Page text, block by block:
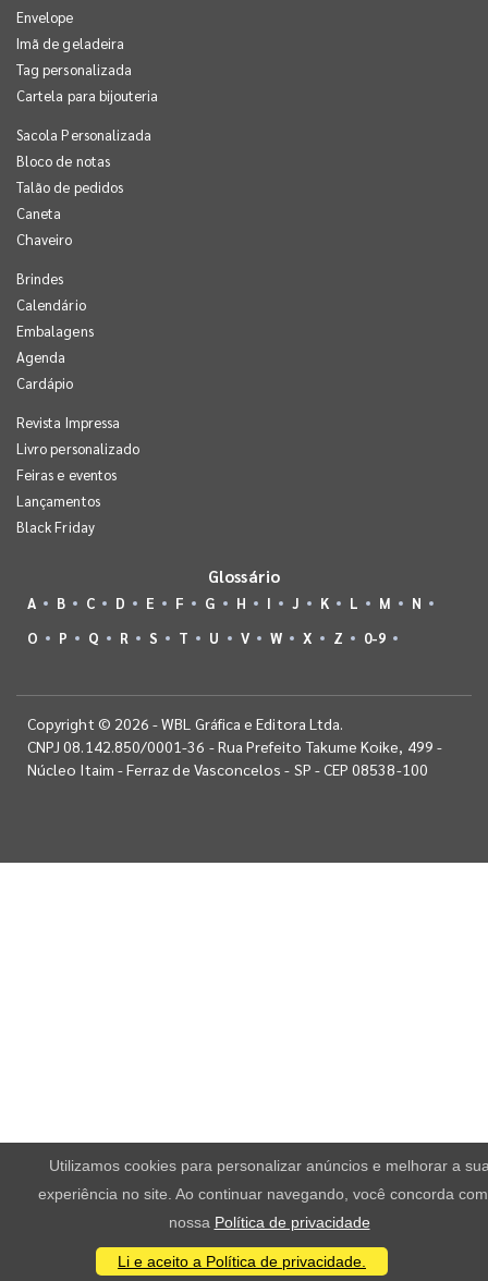
Envelope
Imã de geladeira
Tag personalizada
Cartela para bijouteria
Sacola Personalizada
Bloco de notas
Talão de pedidos
Caneta
Chaveiro
Brindes
Calendário
Embalagens
Agenda
Cardápio
Revista Impressa
Livro personalizado
Feiras e eventos
Lançamentos
Black Friday
Glossário
A B C D E F G H I J K L M
N
O
P Q R S T U V W X Z 0-9
Copyright © 2026 - WBL Gráfica e Editora Ltda.
CNPJ 08.142.850/0001-36 - Rua Prefeito Takume Koike, 499 -
Núcleo Itaim - Ferraz de Vasconcelos - SP - CEP 08538-100
Utilizamos cookies para personalizar anúncios e melhorar a
experiência no site. Ao continuar navegando, você concorda
nossa Política de privacidade
Li e aceito a Política de privacidade.